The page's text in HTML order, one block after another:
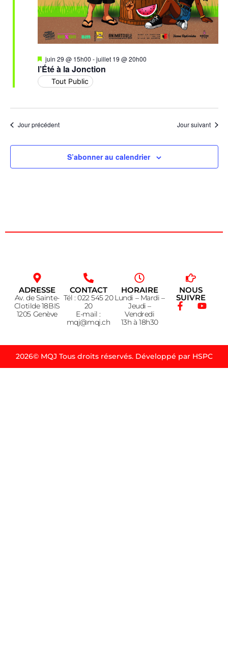
l’Été à la Jonction
Mis
en
avant
juin 29 @ 15h00 -juillet 19 @ 20h00
Tout Public
Jour précédent Jour suivant
S’abonner au calendrier
ADRESSE
Av. de Sainte-
Clotilde 18BIS
1205 Genève
CONTACT
Tél : 022 545 20
20
E-mail :
mqj@mqj.ch
HORAIRE
Lundi – Mardi –
Jeudi –
Vendredi
13h à 18h30
NOUS
SUIVRE
2026© MQJ Tous droits réservés. Développé par HSPC